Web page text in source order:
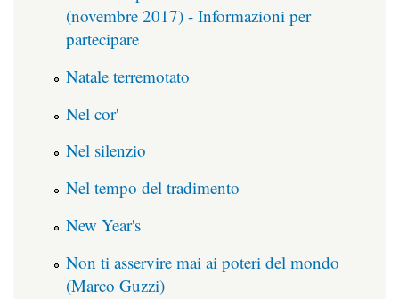
(novembre 2017) - Informazioni per
partecipare
Natale terremotato
Nel cor'
Nel silenzio
Nel tempo del tradimento
New Year's
Non ti asservire mai ai poteri del mondo
(Marco Guzzi)